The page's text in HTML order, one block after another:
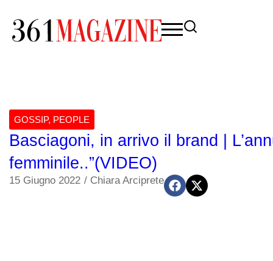
GOSSIP, PEOPLE
Basciagoni, in arrivo il brand |
femminile..”(VIDEO)
15 Giugno 2022 / Chiara Arciprete